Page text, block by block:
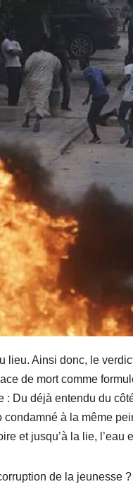
lieu. Ainsi donc, le
de mort comme
Du déjà entendu du
à la même
et jusqu’à la lie, l’eau
de la jeunesse